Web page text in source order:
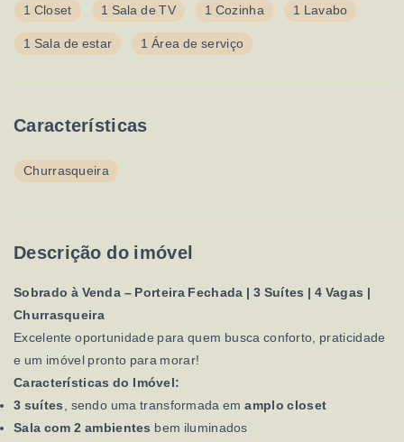
1 Closet 1 Sala de TV 1 Cozinha 1 Lavabo
1 Sala de estar 1 Área de serviço
Características
Churrasqueira
Descrição do imóvel
Sobrado à Venda – Porteira Fechada | 3 Suítes | 4 Vagas |
Churrasqueira
Excelente oportunidade para quem busca conforto, praticidade
e um imóvel pronto para morar!
Características do Imóvel:
3 suítes
, sendo uma transformada emamplo closet
Sala com 2 ambientes bem iluminados